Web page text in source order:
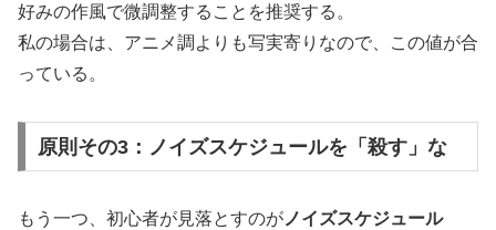
好みの作風で微調整することを推奨する。
私の場合は、アニメ調よりも写実寄りなので、この値が合
っている。
原則その3：ノイズスケジュールを「殺す」な
もう一つ、初心者が見落とすのがノイズスケジュール